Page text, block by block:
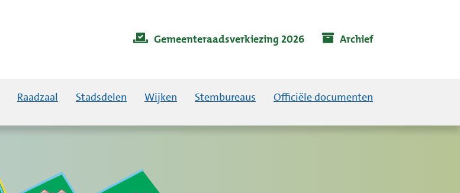
Gemeenteraadsverkiezing 2026 Archief
Raadzaal Stadsdelen Wijken Stembureaus Officiële documenten